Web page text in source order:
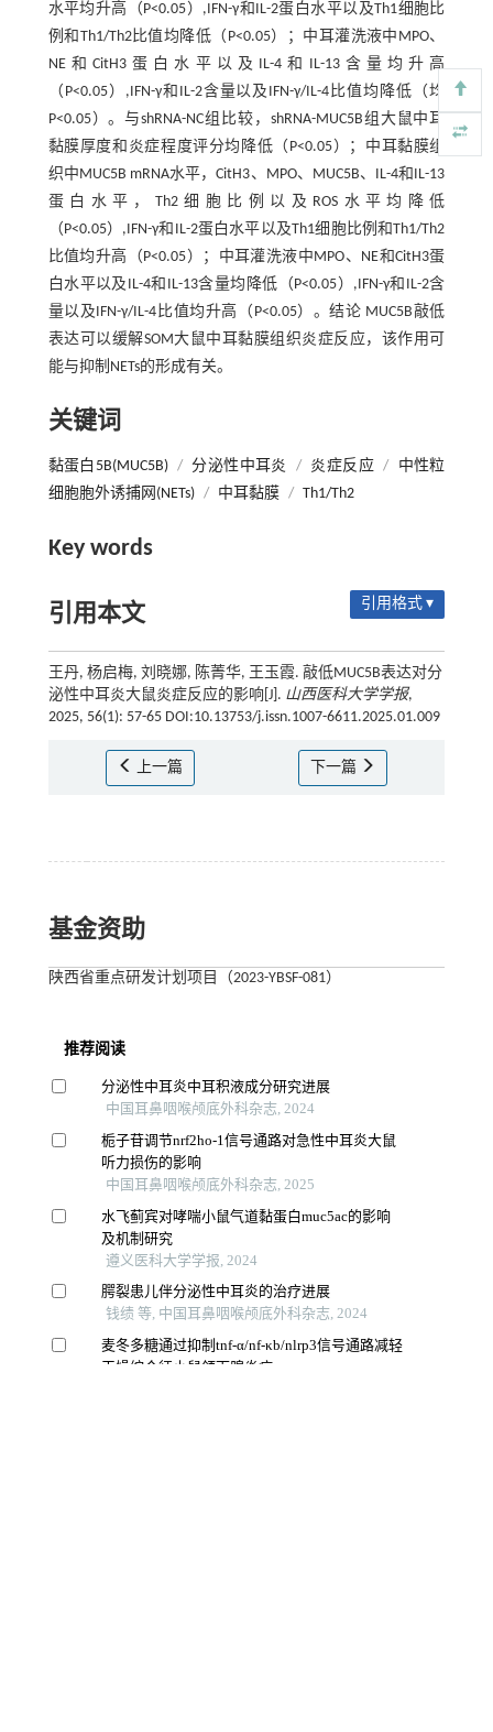
水平均升高（P<0.05）,IFN-γ和IL-2蛋白水平以及Th1细胞比
例和Th1/Th2比值均降低（P<0.05）；中耳灌洗液中MPO、
NE和CitH3蛋白水平以及IL-4和IL-13含量均升高
（P<0.05）,IFN-γ和IL-2含量以及IFN-γ/IL-4比值均降低（均
P<0.05）。与shRNA-NC组比较，shRNA-MUC5B组大鼠中耳
黏膜厚度和炎症程度评分均降低（P<0.05）；中耳黏膜组
织中MUC5B mRNA水平，CitH3、MPO、MUC5B、IL-4和IL-13
蛋白水平，Th2细胞比例以及ROS水平均降低
（P<0.05）,IFN-γ和IL-2蛋白水平以及Th1细胞比例和Th1/Th2
比值均升高（P<0.05）；中耳灌洗液中MPO、NE和CitH3蛋
白水平以及IL-4和IL-13含量均降低（P<0.05）,IFN-γ和IL-2含
量以及IFN-γ/IL-4比值均升高（P<0.05）。结论 MUC5B敲低
表达可以缓解SOM大鼠中耳黏膜组织炎症反应，该作用可
能与抑制NETs的形成有关。
关键词
黏蛋白5B(MUC5B) / 分泌性中耳炎 / 炎症反应 /
中性粒
细胞胞外诱捕网(NETs) / 中耳黏膜 / Th1/Th2
Key words
引用本文 引用格式 ▾
王丹, 杨启梅, 刘晓娜, 陈菁华, 王玉霞. 敲低MUC5B表达对分
泌性中耳炎大鼠炎症反应的影响[J]. 山西医科大学学报,
2025, 56(1): 57-65 DOI:10.13753/j.issn.1007-6611.2025.01.009
上一篇 下一篇
基金资助
陕西省重点研发计划项目（2023-YBSF-081）